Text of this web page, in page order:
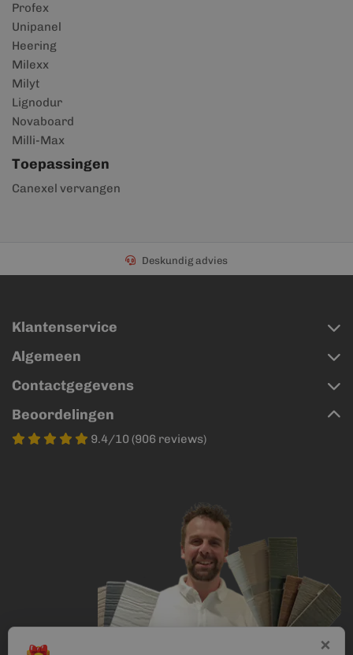
Profex
Unipanel
Heering
Milexx
Milyt
Lignodur
Novaboard
Milli-Max
Toepassingen
Canexel vervangen
Deskundig advies
Klantenservice
Algemeen
Contactgegevens
Beoordelingen
9.4/10 (906 reviews)
×